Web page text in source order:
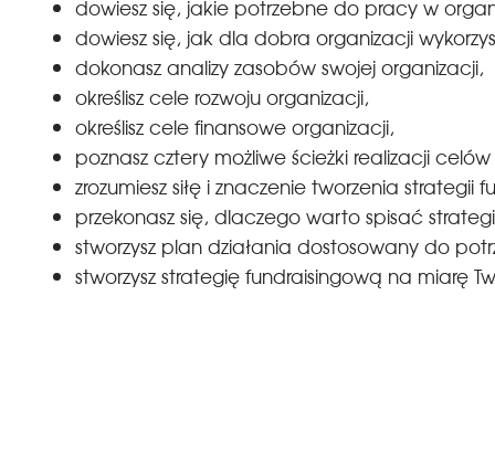
dowiesz się, jakie potrzebne do pracy w
dowiesz się, jak dla dobra organizacji
dokonasz analizy zasobów swojej organizacji,
określisz cele rozwoju organizacji,
określisz cele finansowe organizacji,
poznasz cztery możliwe ścieżki realizacji
zrozumiesz siłę i znaczenie tworzenia strategii
przekonasz się, dlaczego warto spisać
stworzysz plan działania dostosowany do
stworzysz strategię fundraisingową na miarę